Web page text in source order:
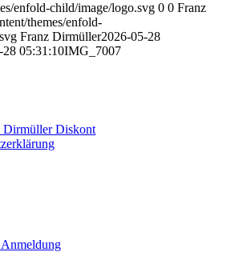
enfold-child/image/logo.svg 0 0 Franz
themes/enfold-
Franz Dirmüller2026-05-28
28 05:31:10IMG_7007
Dirmüller Diskont